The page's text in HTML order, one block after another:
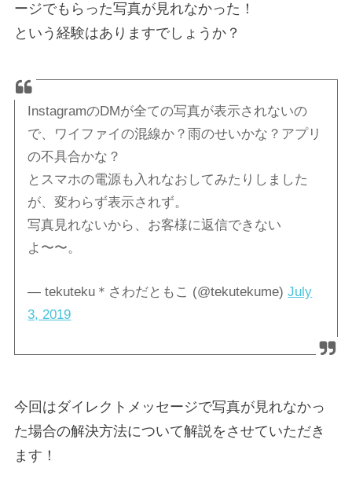
ージでもらった写真が見れなかった！
という経験はありますでしょうか？
InstagramのDMが全ての写真が表示されないの
で、ワイファイの混線か？雨のせいかな？アプリ
の不具合かな？
とスマホの電源も入れなおしてみたりしました
が、変わらず表示されず。
写真見れないから、お客様に返信できない
よ〜〜。
— tekuteku＊さわだともこ (@tekutekume)July
3, 2019
今回はダイレクトメッセージで写真が見れなかっ
た場合の解決方法について解説をさせていただき
ます！